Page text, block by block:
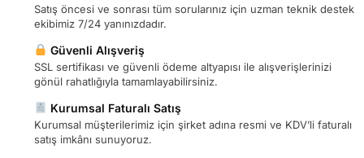
Satış öncesi ve sonrası tüm sorularınız için uzman teknik destek
ekibimiz 7/24 yanınızdadır.
Güvenli Alışveriş
SSL sertifikası ve güvenli ödeme altyapısı ile alışverişlerinizi
gönül rahatlığıyla tamamlayabilirsiniz.
Kurumsal Faturalı Satış
Kurumsal müşterilerimiz için şirket adına resmi ve KDV’li faturalı
satış imkânı sunuyoruz.